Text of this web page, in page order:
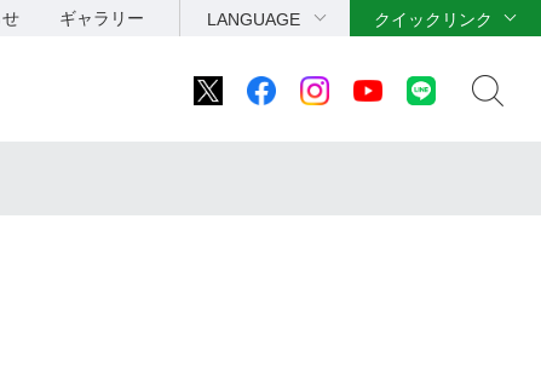
ギャラリー LANGUAGE クイックリンク